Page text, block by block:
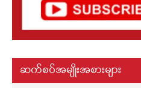
ဆက်စပ်အမျိုးအစားများ